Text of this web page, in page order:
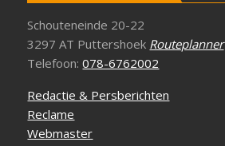
Schouteneinde 20-22
3297 AT Puttershoek Routeplanner
Telefoon:078-6762002
Redactie & Persberichten
Reclame
Webmaster